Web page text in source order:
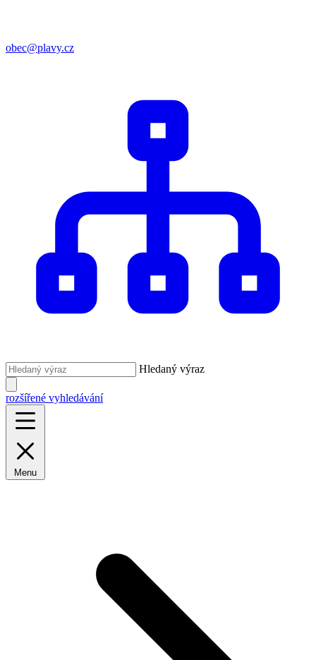
obec@plavy.cz
Hledaný výraz
rozšířené vyhledávání
Menu